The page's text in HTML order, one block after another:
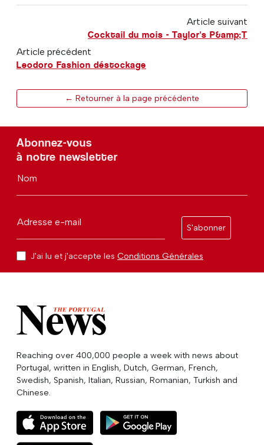
Article suivant
Cocktail du mois - Taylor's P&amp;T
Article précédent
Leodoro Fashion déstockage
← Retourner à la page précédente
Abonnez-vous
à notre newsletter
Nom
Adresse e-mail
S'abonner
J'ai lu et j'accepte les Conditions Générales
Reaching over 400,000 people a week with news about
Portugal, written in English, Dutch, German, French,
Swedish, Spanish, Italian, Russian, Romanian, Turkish and
Chinese.